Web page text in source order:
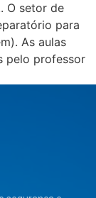
O setor de
para
As aulas
pelo professor